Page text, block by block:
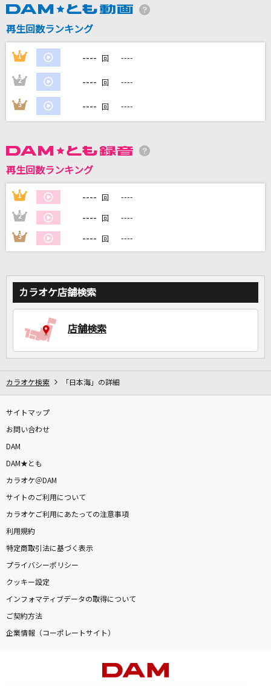
ヨルシカ
カラオケ最新情報をチェック！
再生回数ランキング
1 ---- 回 ----
2 ---- 回 ----
3 ---- 回 ----
再生回数ランキング
1 ---- 回 ----
2 ---- 回 ----
3 ---- 回 ----
カラオケ店舗検索
店舗検索
カラオケ検索 「日本海」の詳細
サイトマップ
お問い合わせ
DAM
DAM★とも
カラオケ＠DAM
サイトのご利用について
カラオケご利用にあたっての注意事項
利用規約
特定商取引法に基づく表示
プライバシーポリシー
クッキー設定
インフォマティブデータの取得について
ご契約方法
企業情報（コーポレートサイト）